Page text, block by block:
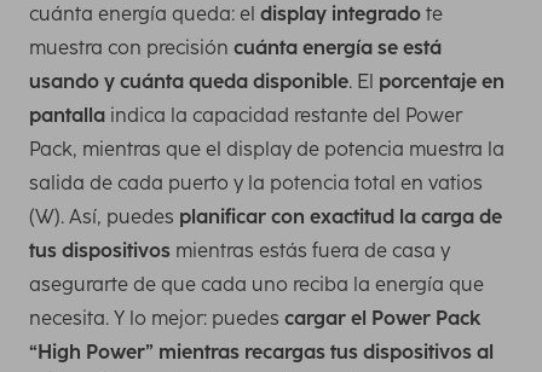
cuánta energía queda: el display integrado te
muestra con precisión cuánta energía se está
usando y cuánta queda disponible. El porcentaje en
pantalla indica la capacidad restante del Power
Pack, mientras que el display de potencia muestra la
salida de cada puerto y la potencia total en vatios
(W). Así, puedes planificar con exactitud la carga de
tus dispositivos mientras estás fuera de casa y
asegurarte de que cada uno reciba la energía que
necesita. Y lo mejor: puedes cargar el Power Pack
“High Power” mientras recargas tus dispositivos al